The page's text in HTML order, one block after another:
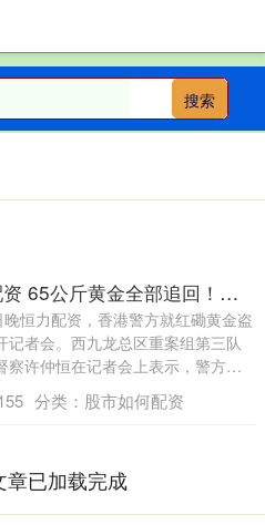
搜索
恒力配资 65公斤黄金全部追回！已有13人被捕，有黑社会成员参与，警方披露详情
恒力配资，香港警方就红磡黄金盗
记者会。西九龙总区重案组第三队
察许仲恒在记者会上表示，警方于
分类： 股市如何配资
章已加载完成